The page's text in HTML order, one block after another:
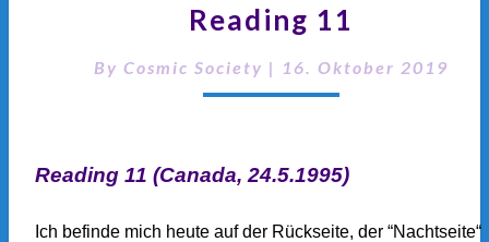
–
READING
11
Reading 11
By Cosmic Society | 16. Oktober 2019
Reading 11 (Canada, 24.5.1995)
Ich befinde mich heute auf der Rückseite, der “Nachtseite“